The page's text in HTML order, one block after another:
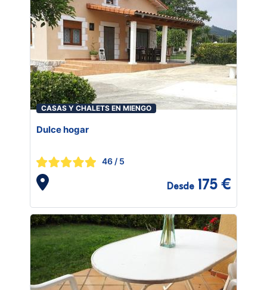
CASAS Y CHALETS EN MIENGO
Dulce hogar
46 / 5
Desde 175 €